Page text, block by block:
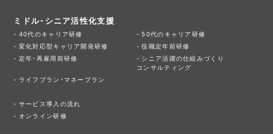
ミドル・シニア活性化支援
40代のキャリア研修
50代のキャリア研修
変化対応型キャリア開発研修
役職定年前研修
定年・再雇用前研修
シニア活躍の仕組みづくり
コンサルティング
ライフプラン・マネープラン
サービス導入の流れ
オンライン研修